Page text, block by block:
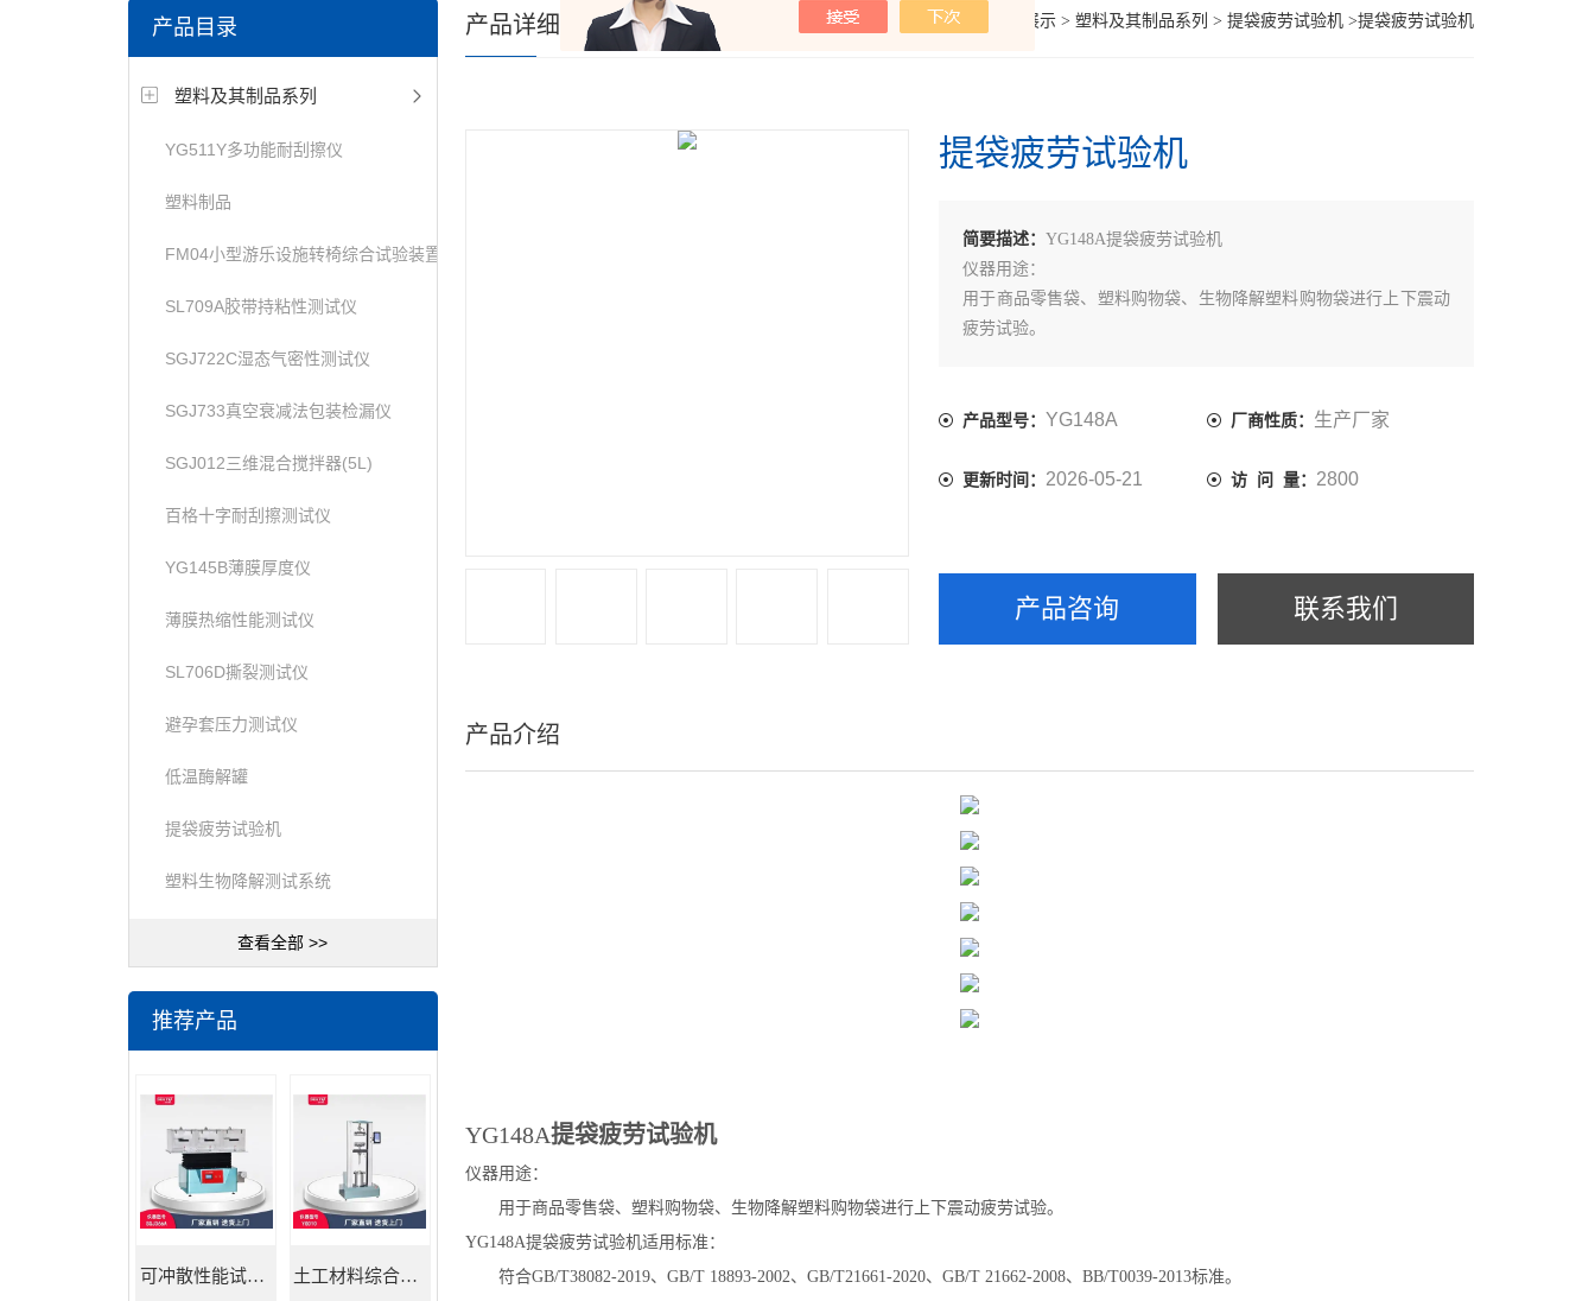
电缆，包装材料，箱包等行业
产品目录
塑料及其制品系列
YG511Y多功能耐刮擦仪
塑料制品
FM04小型游乐设施转椅综合试验装置
SL709A胶带持粘性测试仪
SGJ722C湿态气密性测试仪
SGJ733真空衰减法包装检漏仪
SGJ012三维混合搅拌器(5L)
百格十字耐刮擦测试仪
YG145B薄膜厚度仪
薄膜热缩性能测试仪
SL706D撕裂测试仪
避孕套压力测试仪
低温酶解罐
提袋疲劳试验机
塑料生物降解测试系统
查看全部 >>
推荐产品
可冲散性能试验机 土工材料综合试验机
你的位置：首页 产品展示 > 塑料及其制品系列 > 提袋疲劳试验机 >提袋疲劳试验机
产品详细页
提袋疲劳试验机
简要描述：YG148A提袋疲劳试验机
仪器用途：
用于商品零售袋、塑料购物袋、生物降解塑料购物袋进行上下震动
疲劳试验。
产品型号： YG148A 厂商性质： 生产厂家
更新时间： 2026-05-21 访 问 量： 2800
产品咨询 联系我们
产品介绍
YG148A提袋疲劳试验机
仪器用途：
用于商品零售袋、塑料购物袋、 生物降解塑料购物袋进行上下震动疲劳试验。
YG148A提袋疲劳试验机适用标准 ：
符合GB/T38082-2019、 GB/T 18893-2002、 GB/T21661-2020、 GB/T 21662-2008、 BB/T0039-2013标准。